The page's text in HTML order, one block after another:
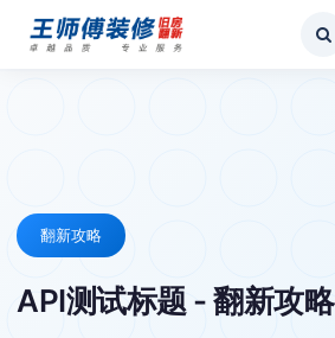
翻新攻略
API测试标题 - 翻新攻略